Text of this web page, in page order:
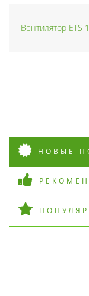
Вентилятор ETS
НОВЫЕ